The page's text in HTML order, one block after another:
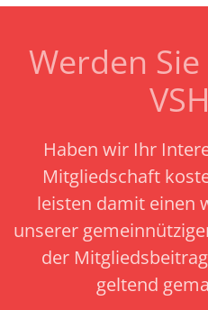
Werden
Haben wir Ihr
Mitgliedschaft
leisten damit einen
unserer
der
geltend